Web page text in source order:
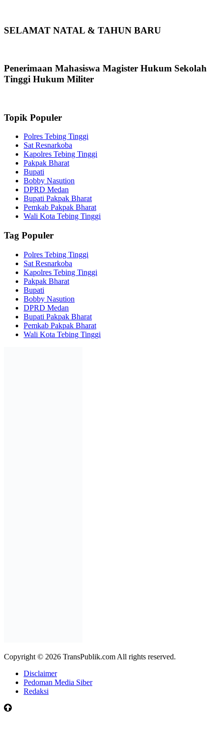
SELAMAT NATAL & TAHUN BARU
Penerimaan Mahasiswa Magister Hukum Sekolah
Tinggi Hukum Militer
Topik Populer
Polres Tebing Tinggi
Sat Resnarkoba
Kapolres Tebing Tinggi
Pakpak Bharat
Bupati
Bobby Nasution
DPRD Medan
Bupati Pakpak Bharat
Pemkab Pakpak Bharat
Wali Kota Tebing Tinggi
Tag Populer
Polres Tebing Tinggi
Sat Resnarkoba
Kapolres Tebing Tinggi
Pakpak Bharat
Bupati
Bobby Nasution
DPRD Medan
Bupati Pakpak Bharat
Pemkab Pakpak Bharat
Wali Kota Tebing Tinggi
Copyright © 2026 TransPublik.com All rights reserved.
Disclaimer
Pedoman Media Siber
Redaksi